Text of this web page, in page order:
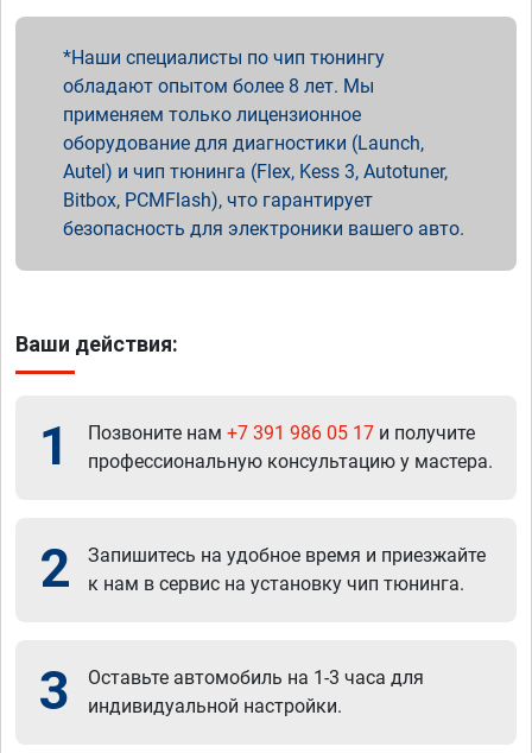
Наши специалисты по чип тюнингу
обладают опытом более 8 лет. Мы
применяем только лицензионное
оборудование для диагностики (Launch,
Autel) и чип тюнинга (Flex, Kess 3, Autotuner,
Bitbox, PCMFlash), что гарантирует
безопасность для электроники вашего авто.
Ваши действия:
1 Позвоните нам +7 391 986 05 17 и получите
профессиональную консультацию у мастера.
2
Запишитесь на удобное время и приезжайте
к нам в сервис на установку чип тюнинга.
3
Оставьте автомобиль на 1-3 часа для
индивидуальной настройки.